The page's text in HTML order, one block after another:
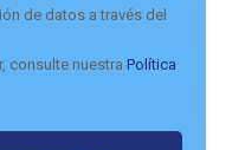
de datos a través del
consulte nuestra Política